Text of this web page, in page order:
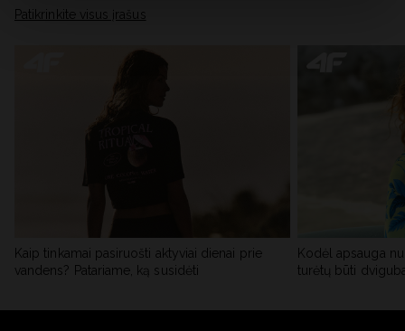
skiltyje „Išsami informacija“.
Patikrinkite visus įrašus
Kaip tinkamai pasiruošti aktyviai dienai prie
vandens? Patariame, ką susidėti
Kodėl apsauga
turėtų būti